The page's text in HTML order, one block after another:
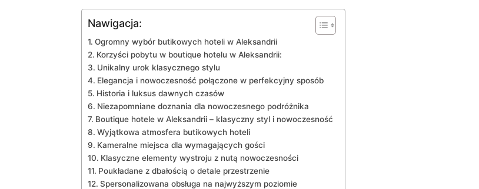
Nawigacja:
Ogromny wybór butikowych hoteli w Aleksandrii
Korzyści pobytu w boutique​ hotelu w Aleksandrii:
Unikalny urok klasycznego‍ stylu
Elegancja i nowoczesność połączone ⁢w perfekcyjny sposób
Historia i ⁣luksus ⁤dawnych czasów
Niezapomniane doznania dla nowoczesnego podróżnika
Boutique hotele w Aleksandrii – klasyczny styl i nowoczesność
Wyjątkowa ‍atmosfera butikowych⁣ hoteli
Kameralne miejsca ‍dla wymagających gości
Klasyczne elementy wystroju z nutą nowoczesności
Poukładane z dbałością o ‌detale‍ przestrzenie
Spersonalizowana obsługa na ⁣najwyższym poziomie